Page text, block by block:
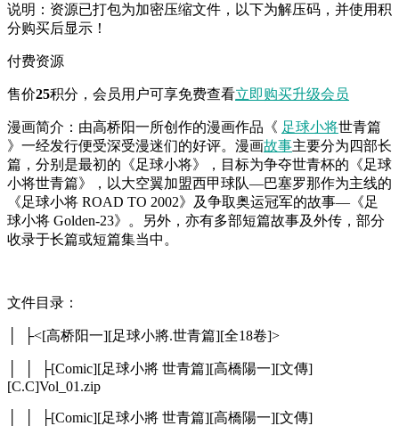
说明：资源已打包为加密压缩文件，以下为解压码，并使用积
分购买后显示！
付费资源
售价25积分 ，会员用户可享免费查看立即购买升级会员
漫画简介：由高桥阳一所创作的漫画作品《 足球小将世青篇
》一经发行便受深受漫迷们的好评。漫画故事主要分为四部长
篇，分别是最初的《足球小将》，目标为争夺世青杯的《足球
小将世青篇》，以大空翼加盟西甲球队—巴塞罗那作为主线的
《足球小将 ROAD TO 2002》及争取奥运冠军的故事—《足
球小将 Golden-23》。另外，亦有多部短篇故事及外传，部分
收录于长篇或短篇集当中。
文件目录：
│ ├<[高桥阳一][足球小將.世青篇][全18卷]>
│ │ ├[Comic][足球小將 世青篇][高橋陽一][文傳]
[C.C]Vol_01.zip
│ │ ├[Comic][足球小將 世青篇][高橋陽一][文傳]